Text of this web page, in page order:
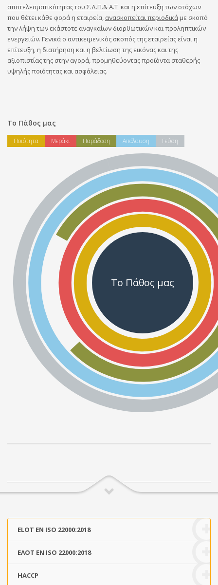
αποτελεσματικότητας του Σ.Δ.Π.& Α.Τ και η επίτευξη των στόχων
που θέτει κάθε φορά η εταιρεία, ανασκοπείται περιοδικάμε σκοπό
την λήψη των εκάστοτε αναγκαίων διορθωτικών και προληπτικών
ενεργειών. Γενικά ο αντικειμενικός σκοπός της εταιρείας είναι η
επίτευξη, η διατήρηση και η βελτίωση της εικόνας και της
αξιοπιστίας της στην αγορά, προμηθεύοντας προϊόντα σταθερής
υψηλής ποιότητας και ασφάλειας.
Το Πάθος μας
Ποιότητα Μεράκι Παράδοση Απόλαυση Γεύση
Το Πάθος μας
ELOT EN ISO 22000:2018
ΕΛΟΤ EN ISO 22000:2018
HACCP